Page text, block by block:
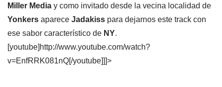
Miller Media y como invitado desde la vecina localidad de
Yonkers aparece Jadakiss para dejarnos este track con
ese sabor característico de NY.
[youtube]http://www.youtube.com/watch?
v=EnfRRK081nQ[/youtube]]]>